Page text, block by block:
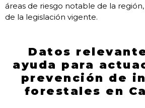
áreas de riesgo notable de la
de la legislación vigente.
Datos
ayuda para
prevención de
forestales en